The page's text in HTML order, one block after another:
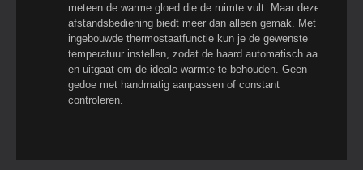
meteen de warme gloed die de ruimte vult. Maar deze
afstandsbediening biedt meer dan alleen gemak. Met de
ingebouwde thermostaatfunctie kun je de gewenste
temperatuur instellen, zodat de haard automatisch aan-
en uitgaat om de ideale warmte te behouden. Geen
gedoe met handmatig aanpassen of constant
controleren.